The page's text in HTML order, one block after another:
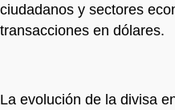
ciudadanos y sectores
transacciones en dólares.
La evolución de la divisa